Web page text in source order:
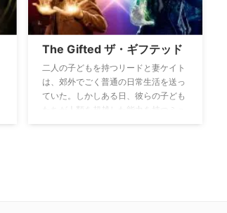
The Gifted ザ・ギフテッド
二人の子どもを持つリードと妻ケイト
は、郊外でごく普通の日常生活を送っ
ていた。しかしある日、彼らの子ども
たちが人類を超越した能力を持つミュ